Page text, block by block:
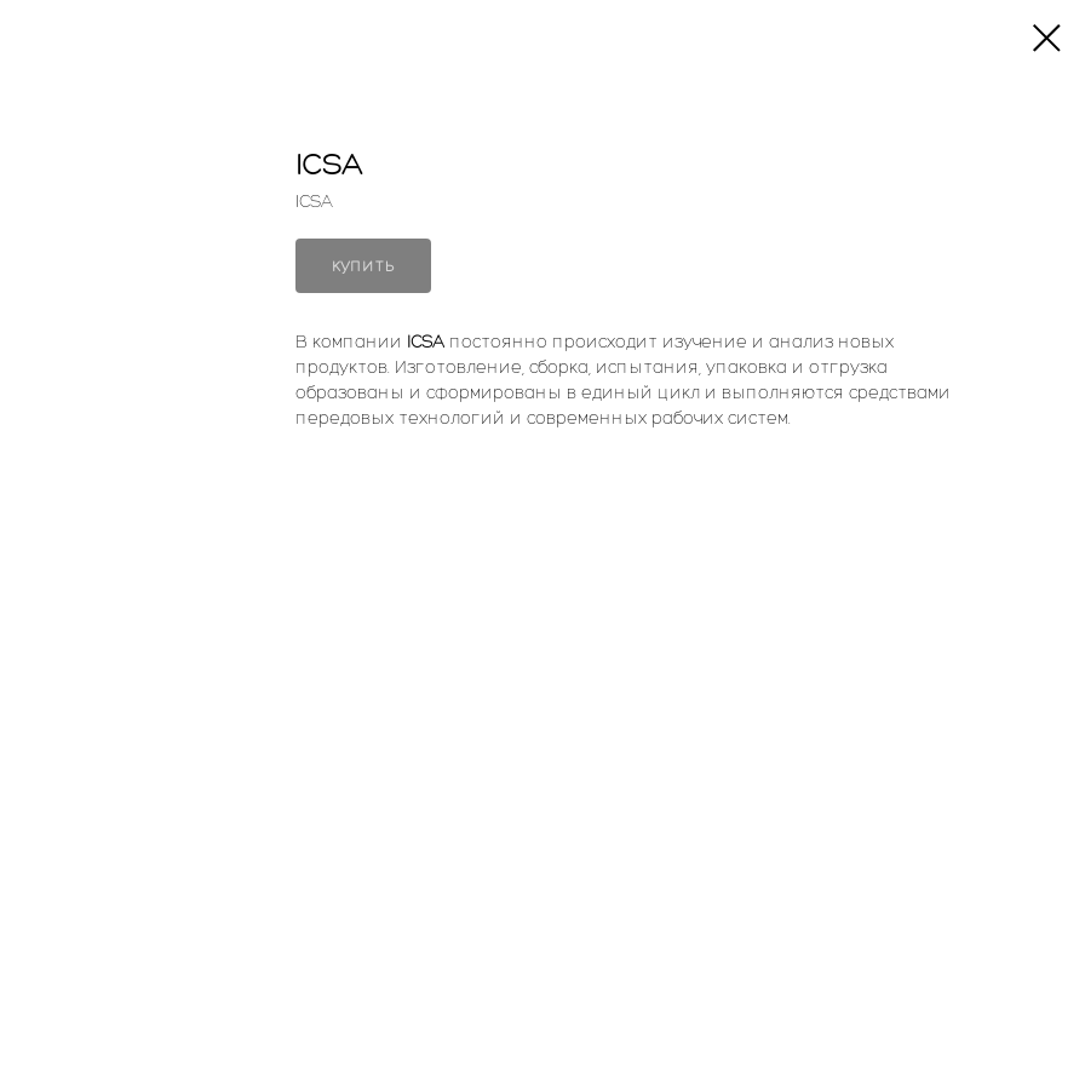
ICSA
ICSA
купить
В компании ICSA постоянно происходит изучение и анализ новых
продуктов. Изготовление, сборка, испытания, упаковка и отгрузка
образованы и сформированы в единый цикл и выполняются средствами
передовых технологий и современных рабочих систем.